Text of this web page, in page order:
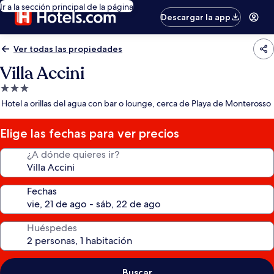
Ir a la sección principal de la página
Descargar la app
Ver todas las propiedades
Villa Accini
Propiedad
de
estrellas
Hotel a orillas del agua con bar o lounge, cerca de Playa de Monterosso
Elige las fechas para ver precios
¿A dónde quieres ir?
Fechas
Huéspedes